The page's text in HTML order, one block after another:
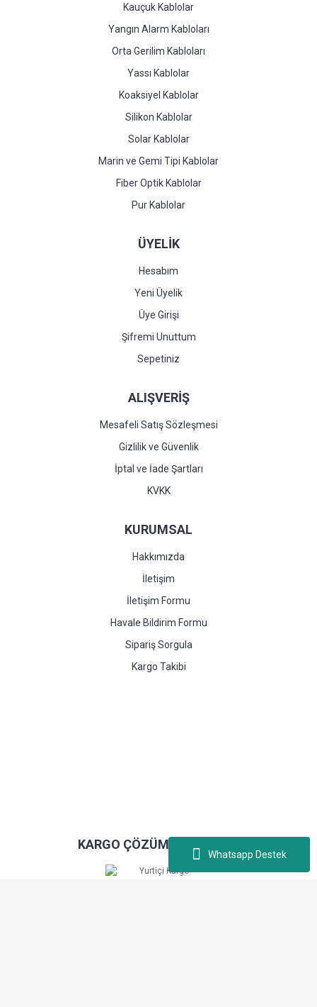
Whatsapp Destek
Kauçuk Kablolar
Yangın Alarm Kabloları
Orta Gerilim Kabloları
Yassı Kablolar
Koaksiyel Kablolar
Silikon Kablolar
Solar Kablolar
Marin ve Gemi Tipi Kablolar
Fiber Optik Kablolar
Pur Kablolar
ÜYELİK
Hesabım
Yeni Üyelik
Üye Girişi
Şifremi Unuttum
Sepetiniz
ALIŞVERİŞ
Mesafeli Satış Sözleşmesi
Gizlilik ve Güvenlik
İptal ve İade Şartları
KVKK
KURUMSAL
Hakkımızda
İletişim
İletişim Formu
Havale Bildirim Formu
Sipariş Sorgula
Kargo Takibi
KARGO ÇÖZÜM ORTAĞIMIZ